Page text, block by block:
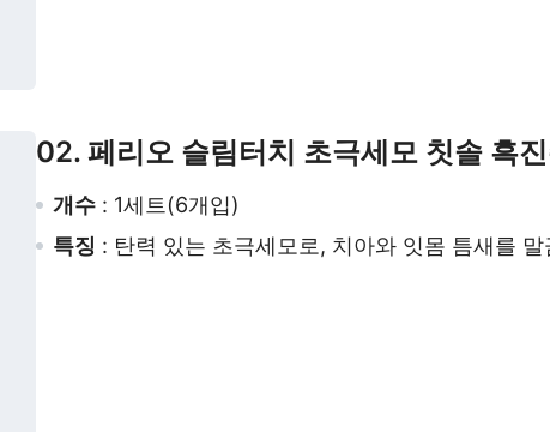
02. 페리오 슬림터치 초극세모 칫솔 흑
개수 : 1세트(6개입)
특징 : 탄력 있는 초극세모로, 치아와 잇몸 틈새를